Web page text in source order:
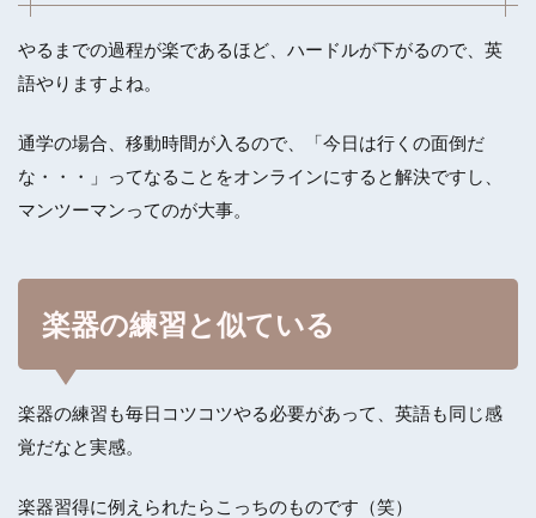
やるまでの過程が楽であるほど、ハードルが下がるので、英
語やりますよね。
通学の場合、移動時間が入るので、「今日は行くの面倒だ
な・・・」ってなることをオンラインにすると解決ですし、
マンツーマンってのが大事。
楽器の練習と似ている
楽器の練習も毎日コツコツやる必要があって、英語も同じ感
覚だなと実感。
楽器習得に例えられたらこっちのものです（笑）